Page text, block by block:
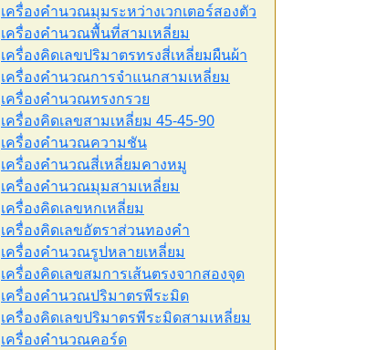
เครื่องคำนวณมุมระหว่างเวกเตอร์สองตัว
เครื่องคำนวณพื้นที่สามเหลี่ยม
เครื่องคิดเลขปริมาตรทรงสี่เหลี่ยมผืนผ้า
เครื่องคำนวณการจำแนกสามเหลี่ยม
เครื่องคำนวณทรงกรวย
เครื่องคิดเลขสามเหลี่ยม 45-45-90
เครื่องคำนวณความชัน
เครื่องคำนวณสี่เหลี่ยมคางหมู
เครื่องคำนวณมุมสามเหลี่ยม
เครื่องคิดเลขหกเหลี่ยม
เครื่องคิดเลขอัตราส่วนทองคำ
เครื่องคำนวณรูปหลายเหลี่ยม
เครื่องคิดเลขสมการเส้นตรงจากสองจุด
เครื่องคำนวณปริมาตรพีระมิด
เครื่องคิดเลขปริมาตรพีระมิดสามเหลี่ยม
เครื่องคำนวณคอร์ด